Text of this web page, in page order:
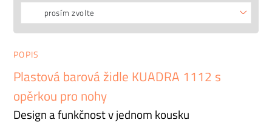
prosím zvolte
POPIS
Plastová barová židle KUADRA 1112 s
opěrkou pro nohy
Design a funkčnost v jednom kousku